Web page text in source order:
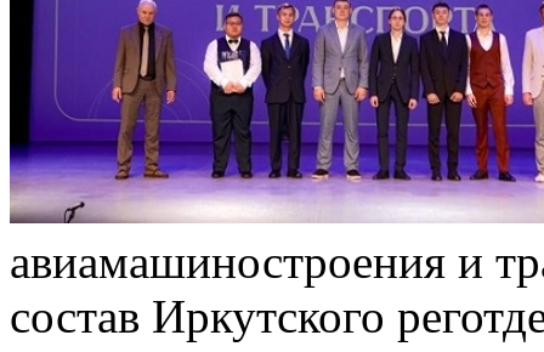
авиамашиностроения и
состав Иркутского